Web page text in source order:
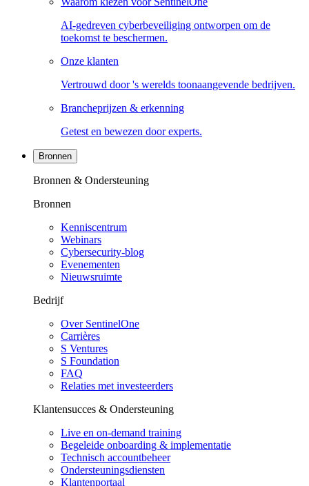
AI-gedreven cyberbeveiliging ontworpen om de
toekomst te beschermen.
Onze klanten
Vertrouwd door 's werelds toonaangevende bedrijven.
Brancheprijzen & erkenning
Getest en bewezen door experts.
Bronnen
Bronnen & Ondersteuning
Bronnen
Kenniscentrum
Webinars
Cybersecurity-blog
Evenementen
Nieuwsruimte
Bedrijf
Over SentinelOne
Carrières
S Ventures
S Foundation
FAQ
Relaties met investeerders
Klantensucces & Ondersteuning
Live en on-demand training
Begeleide onboarding & implementatie
Technisch accountbeheer
Ondersteuningsdiensten
Klantenportaal